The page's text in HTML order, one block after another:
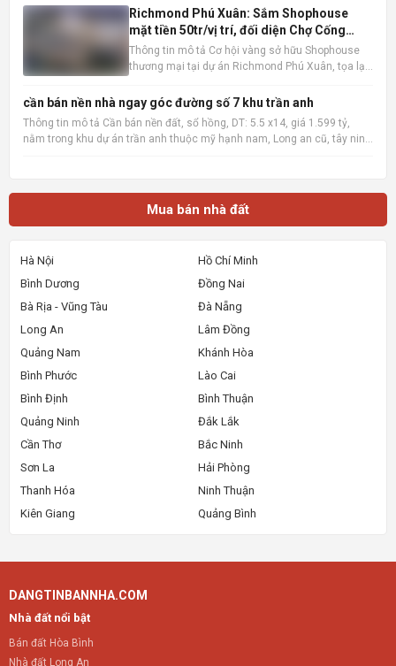
đãng ra hồ điều hòa, mang đến không gian sống
trong lành và thư thái. Với diện tích sàn rộng rãi
101m2 ,
Richmond Phú Xuân: Sắm Shophouse
mặt tiền 50tr/vị trí, đối diện Chợ Cống
Mới, Huế
Thông tin mô tả Cơ hội vàng sở hữu Shophouse
thương mại tại dự án Richmond Phú Xuân, tọa lạc
đối diện Chợ Cống Mới, TP Huế. Với mức booking
chỉ từ 50 triệu đồng/vị trí, quý khách hàng sẽ nhận
trọn vẹn nhữn
cần bán nền nhà ngay góc đường số 7 khu trần anh
Thông tin mô tả Cần bán nền đất, sổ hồng, DT: 5.5 x14, giá 1.599 tỷ,
nằm trong khu dự án trần anh thuộc mỹ hạnh nam, Long an cũ, tây ninh
Mua bán nhà đất
Hà Nội
Hồ Chí Minh
Bình Dương
Đồng Nai
Bà Rịa - Vũng Tàu
Đà Nẵng
Long An
Lâm Đồng
Quảng Nam
Khánh Hòa
Bình Phước
Lào Cai
Bình Định
Bình Thuận
Quảng Ninh
Đắk Lắk
Cần Thơ
Bắc Ninh
Sơn La
Hải Phòng
Thanh Hóa
Ninh Thuận
Kiên Giang
Quảng Bình
DANGTINBANNHA.COM
Nhà đất nổi bật
Bán đất Hòa Bình
Nhà đất Long An